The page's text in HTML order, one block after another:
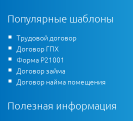
Популярные шаблоны
Трудовой договор
Договор ГПХ
Форма Р21001
Договор займа
Договор найма помещения
Полезная информация